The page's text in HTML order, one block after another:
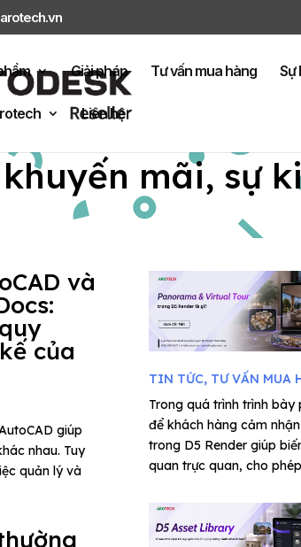
Giải pháp Tư vấn mua hàng Sự
Liên hệ
mãi, sự
và
của
giúp
nhau. Tuy
quản lý và
TIN TỨC, TƯ VẤN MUA
Trong quá trình trình bày
để khách hàng cảm
trong D5 Render giúp
quan trực quan, cho